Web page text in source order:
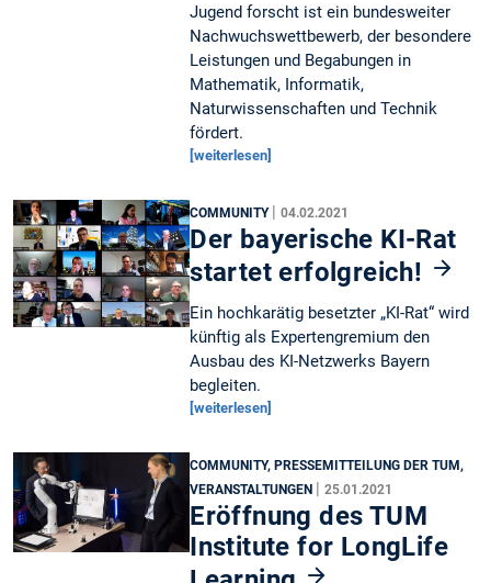
Jugend forscht ist ein bundesweiter
Nachwuchswettbewerb, der besondere
Leistungen und Begabungen in
Mathematik, Informatik,
Naturwissenschaften und Technik
fördert.
[weiterlesen]
COMMUNITY |04.02.2021
Der bayerische KI-Rat
startet erfolgreich!
Ein hochkarätig besetzter „KI-Rat“ wird
künftig als Expertengremium den
Ausbau des KI-Netzwerks Bayern
begleiten.
[weiterlesen]
COMMUNITY, PRESSEMITTEILUNG DER TUM,
VERANSTALTUNGEN |25.01.2021
Eröffnung des TUM
Institute for LongLife